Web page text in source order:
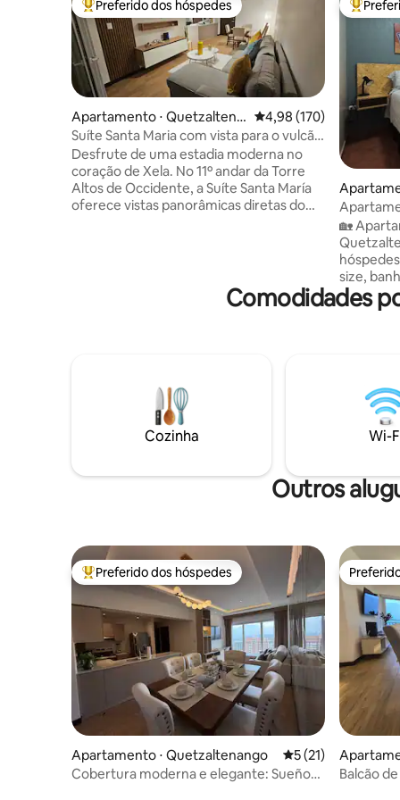
Entre os melhores preferidos dos hóspedes
Preferido dos hóspedes
Apartamento ⋅ Quetzaltena
ngo
4,98 de uma avaliação
4,98 (170)
Suíte Santa Maria com vista para o vulcão
Interplaza Xela
Desfrute de uma estadia moderna no
coração de Xela. No 11º andar da Torre
Altos de Occidente, a Suíte Santa María
oferece vistas panorâmicas diretas do
localização estratégica e uma área
Entre
ngo
🏡
hóspedes. 🛏️ Possui uma cama
size,
equipada e Wi-Fi.
gratuito
dentro da
Comodidades
Cozinha Wi-
Outros
Entre os melhores preferidos dos hóspedes
Preferido dos hóspedes
Apartamento ⋅ Quetzaltenango 5 de uma
5 (21)
Cobertura moderna e elegante: Sueños
go
Balcão